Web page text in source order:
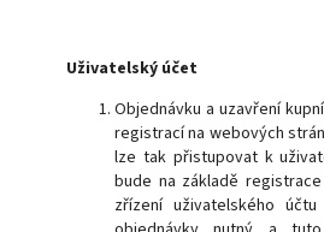
Uživatelský účet
Objednávku a uzavření
registrací na webových
lze tak přistupovat k
bude na základě
zřízení uživatelského